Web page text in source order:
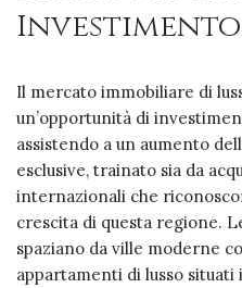
Il mercato immobiliare di
un’opportunità di
assistendo a un aumento
esclusive, trainato sia da
internazionali che
crescita di questa regione.
spaziano da ville moderne
appartamenti di lusso